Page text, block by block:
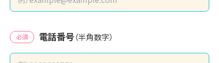
必須 電話番号 （半角数字）